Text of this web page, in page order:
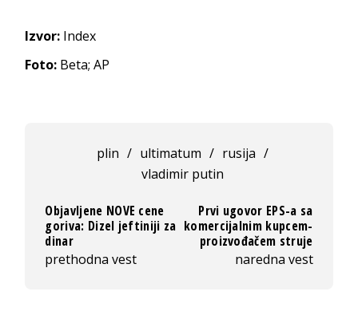
Izvor: Index
Foto: Beta; AP
plin / ultimatum / rusija /
vladimir putin
Objavljene NOVE cene
goriva: Dizel jeftiniji za
dinar
prethodna vest
Prvi ugovor EPS-a sa
komercijalnim kupcem-
proizvođačem struje
naredna vest